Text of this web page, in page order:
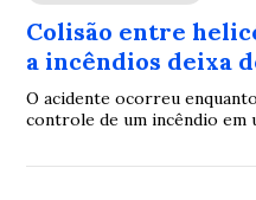
Colisão entre
a incêndios deixa
O acidente ocorreu
controle de um incêndio em